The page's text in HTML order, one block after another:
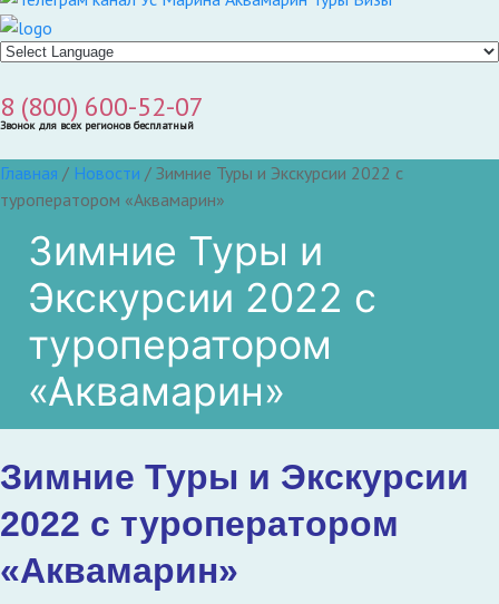
8 (800) 600-52-07
Звонок для всех регионов бесплатный
Главная / Новости / Зимние Туры и Экскурсии 2022 с
туроператором «Аквамарин»
Зимние Туры и
Экскурсии 2022 с
туроператором
«Аквамарин»
Зимние Туры и Экскурсии
2022 с туроператором
«Аквамарин»